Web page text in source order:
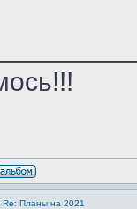
Re: Планы на 2021